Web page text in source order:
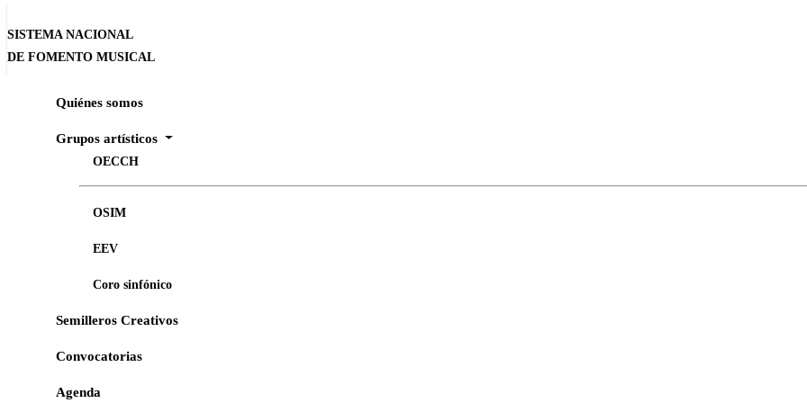
SISTEMA NACIONAL
DE FOMENTO MUSICAL
Quiénes somos
Grupos artísticos
OECCH
OSIM
EEV
Coro sinfónico
Semilleros Creativos
Convocatorias
Agenda
Convocatorias
ENSAMBLE ESCÉNICO VOCAL DEL SNFM